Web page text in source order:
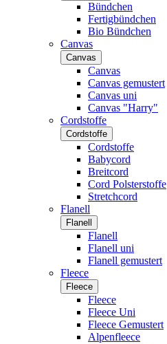
Bündchen
Fertigbündchen
Bio Bündchen
Canvas
Canvas
Canvas
Canvas gemustert
Canvas uni
Canvas "Harry"
Cordstoffe
Cordstoffe
Cordstoffe
Babycord
Breitcord
Cord Polsterstoffe
Stretchcord
Flanell
Flanell
Flanell
Flanell uni
Flanell gemustert
Fleece
Fleece
Fleece
Fleece Uni
Fleece Gemustert
Alpenfleece